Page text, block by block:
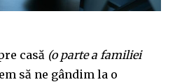
casă (o parte a familiei
să ne gândim la o